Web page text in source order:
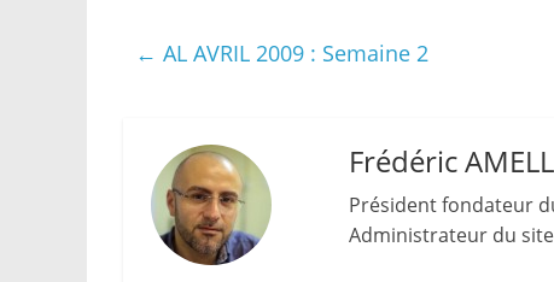
← AL AVRIL 2009 : Semaine 2
Frédéric
Président fondateur
Administrateur du